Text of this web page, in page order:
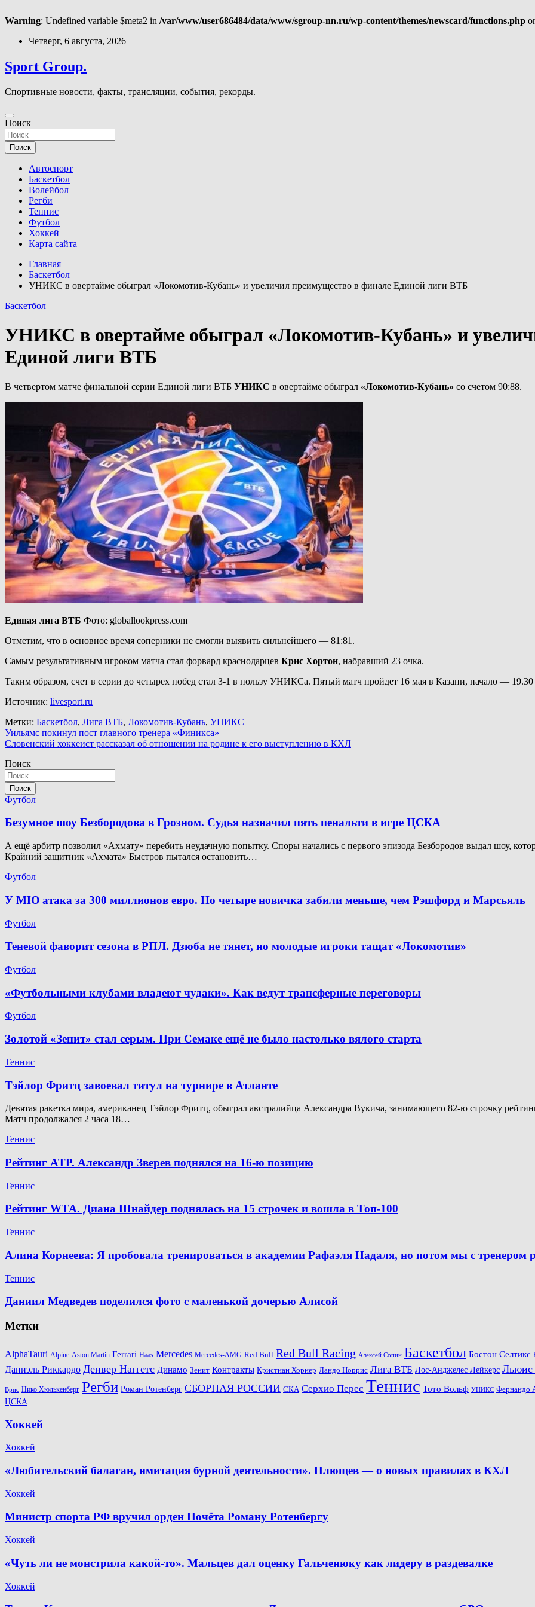
Warning: Undefined variable $meta2 in /var/www/user686484/data/www/sgroup-nn.ru/wp-content/themes/newscard/functions.php
Перейти
содержимому
Четверг, 6 августа, 2026
Sport Group.
Спортивные новости, факты, трансляции, события, рекорды.
Поиск
Поиск
Автоспорт
Баскетбол
Волейбол
Регби
Теннис
Футбол
Хоккей
Карта сайта
Главная
Баскетбол
УНИКС в овертайме обыграл «Локомотив-Кубань» и увеличил преимущество в финале Единой лиги ВТБ
Баскетбол
УНИКС в овертайме обыграл «Локомотив-Кубань» и
Единой лиги ВТБ
В четвертом матче финальной серии Единой лиги ВТБ УНИКС в овертайме обыграл «Локомотив-Кубань» со счетом 90:88.
Единая лига ВТБ Фото: globallookpress.com
Отметим, что в основное время соперники не смогли выявить сильнейшего — 81:81.
Самым результативным игроком матча стал форвард краснодарцев Крис Хортон, набравший 23 очка.
Таким образом, счет в серии до четырех побед стал 3-1 в пользу УНИКСа. Пятый матч пройдет 16 мая в Казани, начало —
Источник: livesport.ru
Метки: Баскетбол, Лига ВТБ, Локомотив-Кубань, УНИКС
Навигация
по
записям
Уильямс покинул пост главного тренера «Финикса»
Словенский хоккеист рассказал об отношении на родине к его выступлению в КХЛ
Поиск
Поиск
Футбол
Безумное шоу Безбородова в Грозном. Судья назначил пять пенальти в игре ЦСКА
А ещё арбитр позволил «Ахмату» перебить неудачную попытку. Споры начались с первого эпизода Безбородов выдал шоу,
Крайний защитник «Ахмата» Быстров пытался остановить…
Футбол
У МЮ атака за 300 миллионов евро. Но четыре новичка забили меньше, чем Рэшфорд и Марсьяль
Футбол
Теневой фаворит сезона в РПЛ. Дзюба не тянет, но молодые игроки тащат «Локомотив»
Футбол
«Футбольными клубами владеют чудаки». Как ведут трансферные переговоры
Футбол
Золотой «Зенит» стал серым. При Семаке ещё не было настолько вялого старта
Теннис
Тэйлор Фритц завоевал титул на турнире в Атланте
Девятая ракетка мира, американец Тэйлор Фритц, обыграл австралийца Александра Вукича, занимающего 82-ю строчку
Матч продолжался 2 часа 18…
Теннис
Рейтинг ATP. Александр Зверев поднялся на 16-ю позицию
Теннис
Рейтинг WTA. Диана Шнайдер поднялась на 15 строчек и вошла в Топ-100
Теннис
Алина Корнеева: Я пробовала тренироваться в академии Рафаэля Надаля, но потом мы с тренером
Теннис
Даниил Медведев поделился фото с маленькой дочерью Алисой
Метки
AlphaTauri Alpine Aston Martin Ferrari Haas Mercedes Mercedes-AMG Red Bull Red Bull Racing Алексей Сопин Баскетбол Бостон Селтикс
Даниэль Риккардо Денвер Наггетс Динамо Зенит Контракты Кристиан Хорнер Ландо Норрис Лига ВТБ Лос-Анджелес Лейкерс Льюис
Врис Нико Хюлькенберг Регби Роман Ротенберг СБОРНАЯ РОССИИ СКА Серхио Перес Теннис Тото Вольф УНИКС Фернандо
ЦСКА
Хоккей
Хоккей
«Любительский балаган, имитация бурной деятельности». Плющев — о новых правилах в КХЛ
Хоккей
Министр спорта РФ вручил орден Почёта Роману Ротенбергу
Хоккей
«Чуть ли не монстрила какой-то». Мальцев дал оценку Гальченюку как лидеру в раздевалке
Хоккей